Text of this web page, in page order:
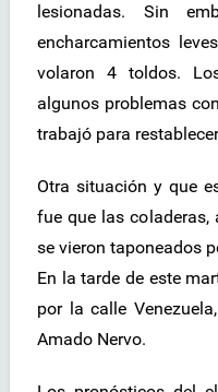
lesionadas. Sin
encharcamientos
volaron 4 toldos.
algunos problemas
trabajó para
Otra situación y que
fue que las
se vieron taponeados
En la tarde de este
por la calle
Amado Nervo.